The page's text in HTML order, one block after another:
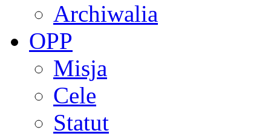
Archiwalia
OPP
Misja
Cele
Statut